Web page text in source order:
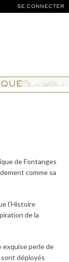
SE CONNECTER
de Fontanges
comme sa
l’Histoire
de la
exquise perle de
déployés